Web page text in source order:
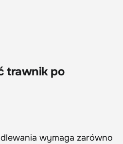
trawnik po
wymaga zarówno